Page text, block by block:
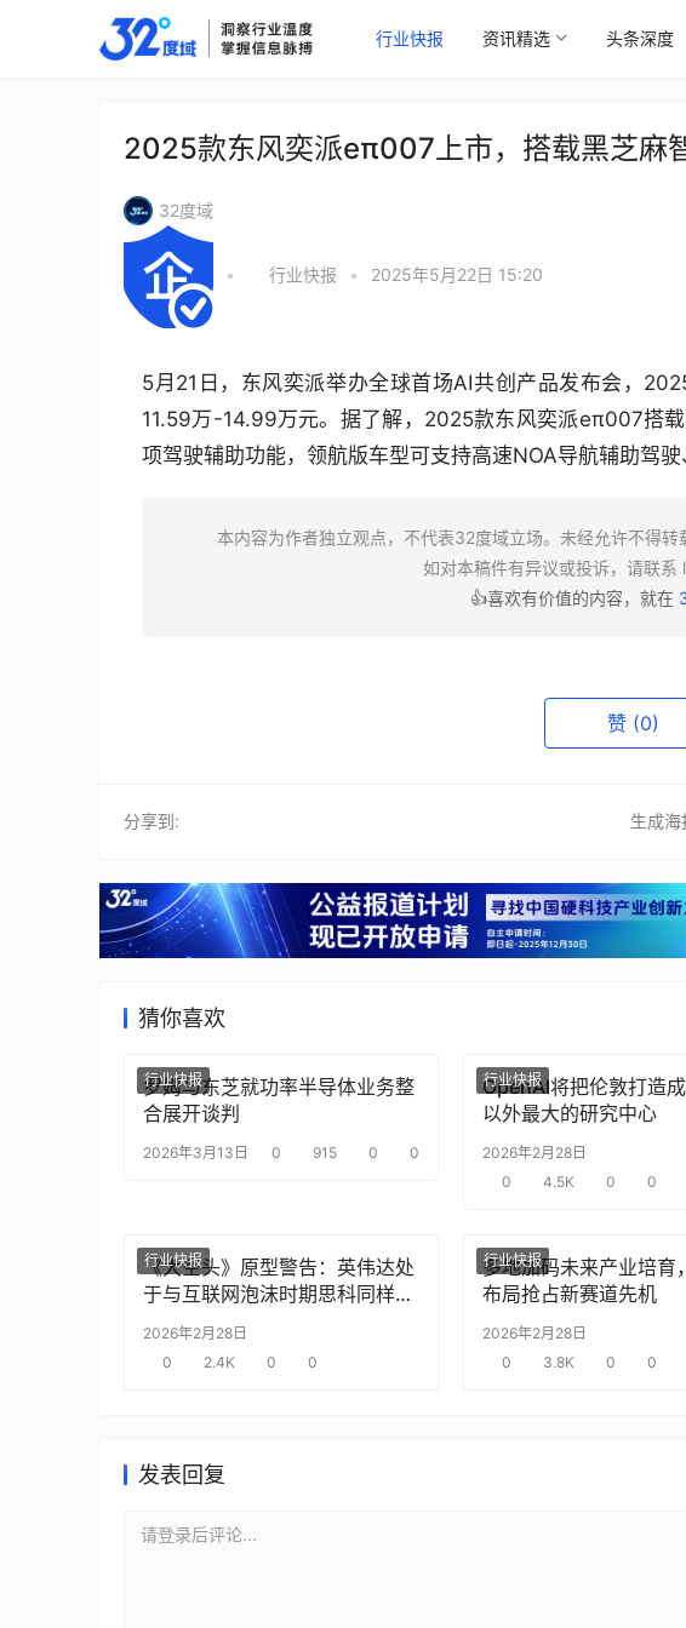
行业快报 资讯精选 头条深度
2025款东风奕派eπ007上市，搭载黑芝麻
32度域
• 行业快报 • 2025年5月22日 15:20
5月21日，东风奕派举办全球首场AI共创产品发布会，
11.59万-14.99万元。据了解，2025款东风奕派eπ007搭
项驾驶辅助功能，领航版车型可支持高速NOA导航辅助驾驶
本内容为作者独立观点，不代表32度域立场。未经允许不得转
如对本稿件有异议或投诉，请联系
👍喜欢有价值的内容，就在
赞 (0)
分享到: 生成海
猜你喜欢
行业快报
罗姆与东芝就功率半导体业务整
合展开谈判
2026年3月13日 0 915 0 0
行业快报
OpenAI将把伦敦打造
以外最大的研究中心
2026年2月28日
0
4.5K 0 0
行业快报
《大空头》原型警告：英伟达处
于与互联网泡沫时期思科同样的
“危险境地”
2026年2月28日
0
2.4K 0 0
行业快报
多地加码未来产业培育
布局抢占新赛道先机
2026年2月28日
0
3.8K 0 0
发表回复
请登录后评论...